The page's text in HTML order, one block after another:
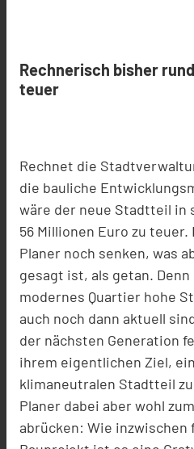
Rechnerisch bisher
teuer
Rechnet die
die bauliche
wäre der neue Stadtteil in
56 Millionen Euro zu
Planer noch senken, was
gesagt ist, als getan.
modernes Quartier hohe
auch noch dann aktuell
der nächsten Generation
ihrem eigentlichen Ziel,
klimaneutralen Stadtteil
Planer dabei aber wohl
abrücken: Wie